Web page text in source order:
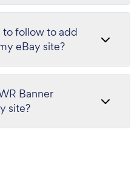
follow to add
eBay site?
Banner
site?